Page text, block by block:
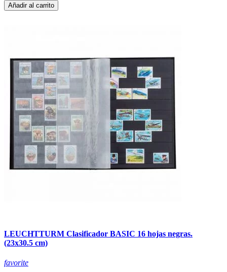
Añadir al carrito
LEUCHTTURM Clasificador BASIC 16 hojas negras.
(23x30.5 cm)
favorite